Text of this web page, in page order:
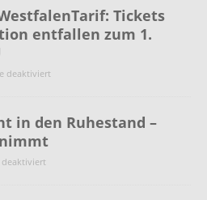
Tickets
entfallen zum 1.
deaktiviert
in den Ruhestand –
deaktiviert